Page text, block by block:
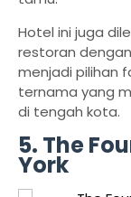
Hotel ini juga
restoran
menjadi pilihan
ternama yang
di tengah kota.
5. The
York